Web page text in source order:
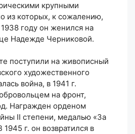
крупными
из которых, к сожалению,
году он женился на
Надежде Черниковой.
поступили на живописный
художественного
война, в 1941 г.
на фронт,
Награжден орденом
II степени, медалью «За
г. он возвратился в